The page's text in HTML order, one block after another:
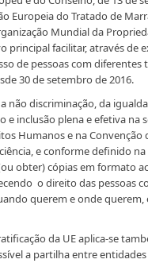
Europeia do Tratado de
Mundial da
facilitar, através de
de pessoas com diferentes
30 de setembro de 2016.
não discriminação, da
e inclusão plena e efetiva na
Humanos e na Convenção
e conforme definido
obter) cópias em formato
o direito das pessoas
querem e onde querem,
da UE aplica-se
a partilha entre